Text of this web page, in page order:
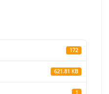
172
621.81 KB